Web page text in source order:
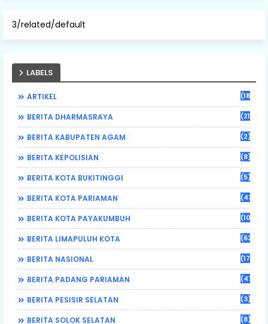
3/related/default
LABELS
ARTIKEL (184)
BERITA DHARMASRAYA (21)
BERITA KABUPATEN AGAM (2)
BERITA KEPOLISIAN (8)
BERITA KOTA BUKITINGGI (5)
BERITA KOTA PARIAMAN (43)
BERITA KOTA PAYAKUMBUH (108)
BERITA LIMAPULUH KOTA (62)
BERITA NASIONAL (17)
BERITA PADANG PARIAMAN (470)
BERITA PESISIR SELATAN (3)
BERITA SOLOK SELATAN (8)